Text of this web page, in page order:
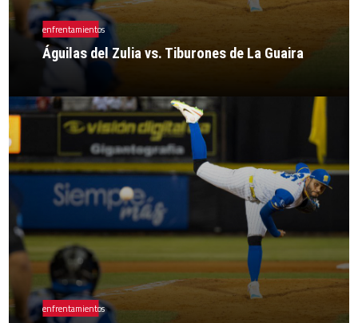
enfrentamientos
Águilas del Zulia vs. Tiburones de La Guaira
enfrentamientos